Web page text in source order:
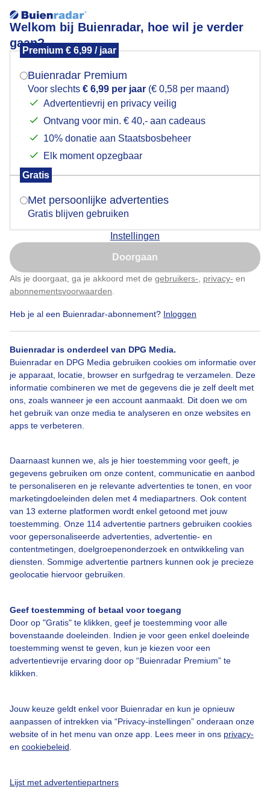
Welkom bij Buienradar, hoe wil je verder
gaan?
Premium € 6,99 / jaar
Buienradar Premium
Voor slechts € 6,99 per jaar (€ 0,58 per maand)
Advertentievrij en privacy veilig
Ontvang voor min. € 40,- aan cadeaus
10% donatie aan Staatsbosbeheer
Elk moment opzegbaar
Gratis
Met persoonlijke advertenties
Gratis blijven gebruiken
Instellingen
Doorgaan
Als je doorgaat, ga je akkoord met de gebruikers- privacy- en
abonnementsvoorwaarden
Heb je al een Buienradar-abonnement? Inloggen
Buienradar is onderdeel van DPG Media.
Buienradar en DPG Media gebruiken cookies om informatie over
je apparaat, locatie, browser en surfgedrag te verzamelen. Deze
informatie combineren we met de gegevens die je zelf deelt met
ons, zoals wanneer je een account aanmaakt. Dit doen we om
het gebruik van onze media te analyseren en onze websites en
apps te verbeteren.
Daarnaast kunnen we, als je hier toestemming voor geeft, je
gegevens gebruiken om onze content, communicatie en aanbod
te personaliseren en je relevante advertenties te tonen, en voor
marketingdoeleinden delen met 4 mediapartners. Ook content
van 13 externe platformen wordt enkel getoond met jouw
toestemming. Onze 114 advertentie partners gebruiken cookies
voor gepersonaliseerde advertenties, advertentie- en
contentmetingen, doelgroepenonderzoek en ontwikkeling van
diensten. Sommige advertentie partners kunnen ook je precieze
geolocatie hiervoor gebruiken.
Geef toestemming of betaal voor toegang
Door op "Gratis" te klikken, geef je toestemming voor alle
bovenstaande doeleinden. Indien je voor geen enkel doeleinde
toestemming wenst te geven, kun je kiezen voor een
advertentievrije ervaring door op “Buienradar Premium” te
klikken.
Jouw keuze geldt enkel voor Buienradar en kun je opnieuw
aanpassen of intrekken via “Privacy-instellingen” onderaan onze
website of in het menu van onze app. Lees meer in ons privacy-
en cookiebeleid
Lijst met advertentiepartners
Donkere wolken boven Eindhoven
Door: Arno le Large
Bekijk slideshow
Een moment geduld aub...
Over Buienradar
Contact
Toegankelijkheid
Gebruikersvoorwaarden
Buienradar Team
Privacy beleid
Cookie beleid
Gratis weerdata
Mogen we je locatie gebruiken voor het
Indien je hier nog geen akkoord op hebt gegeven,
verschijnt er zo een pop-up uit je browser waarin
Is goed, toon de popup
Nu niet, misschien later
Klik hierom dit aan te passen